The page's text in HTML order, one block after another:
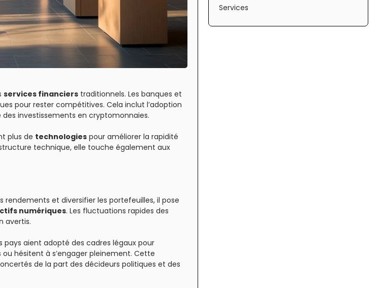
services financiers traditionnels. Les banques et
pour rester compétitives. Cela inclut l’adoption
investissements en cryptomonnaies.
plus de technologies pour améliorer la rapidité
technique, elle touche également aux
et diversifier les portefeuilles, il pose
numériques. Les fluctuations rapides des
avertis.
pays aient adopté des cadres légaux pour
hésitent à s’engager pleinement. Cette
de la part des décideurs politiques et des
Services